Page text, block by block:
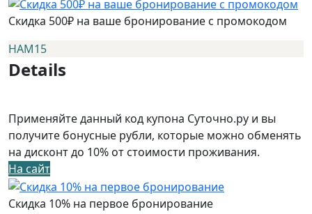
Скидка 500₽ на ваше бронирование с промокодом
НАМ15
Details
Применяйте данный код купона Суточно.ру и вы
получите бонусные рубли, которые можно обменять
на дисконт до 10% от стоимости проживания.
На сайт
Скидка 10% на первое бронирование